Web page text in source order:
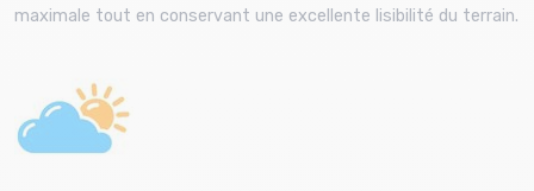
maximale tout en conservant une excellente lisibilité du terrain.